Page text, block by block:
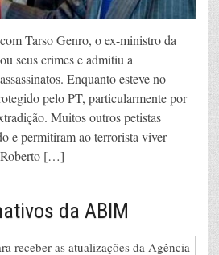
Tarso Genro, o ex-ministro da
seus crimes e admitiu a
Enquanto esteve no
pelo PT, particularmente por
Muitos outros petistas
e permitiram ao terrorista viver
[…]
da ABIM
receber as atualizações da Agência